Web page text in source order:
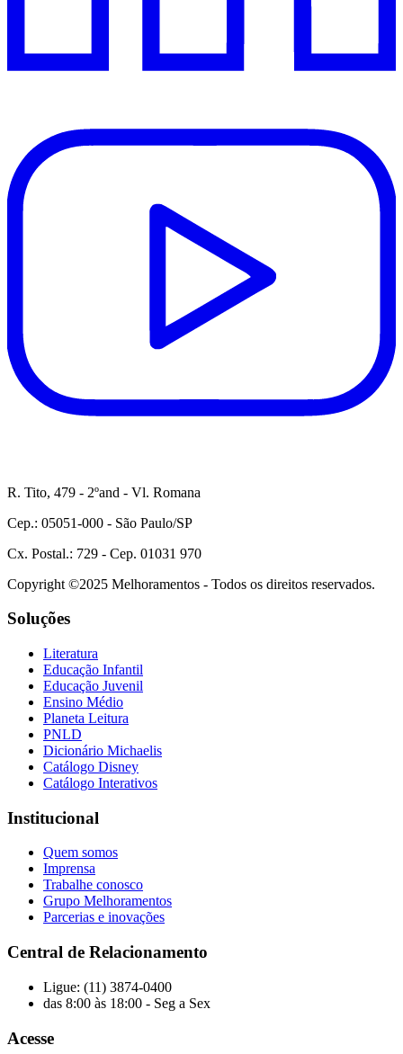
R. Tito, 479 - 2ºand - Vl. Romana
Cep.: 05051-000 - São Paulo/SP
Cx. Postal.: 729 - Cep. 01031 970
Copyright ©2025 Melhoramentos - Todos os direitos reservados.
Soluções
Literatura
Educação Infantil
Educação Juvenil
Ensino Médio
Planeta Leitura
PNLD
Dicionário Michaelis
Catálogo Disney
Catálogo Interativos
Institucional
Quem somos
Imprensa
Trabalhe conosco
Grupo Melhoramentos
Parcerias e inovações
Central de Relacionamento
Ligue: (11) 3874-0400
das 8:00 às 18:00 - Seg a Sex
Acesse